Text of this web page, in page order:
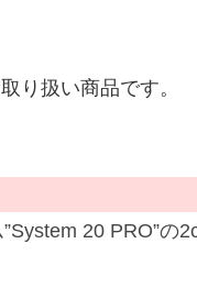
り扱い商品です。
20 PRO”の